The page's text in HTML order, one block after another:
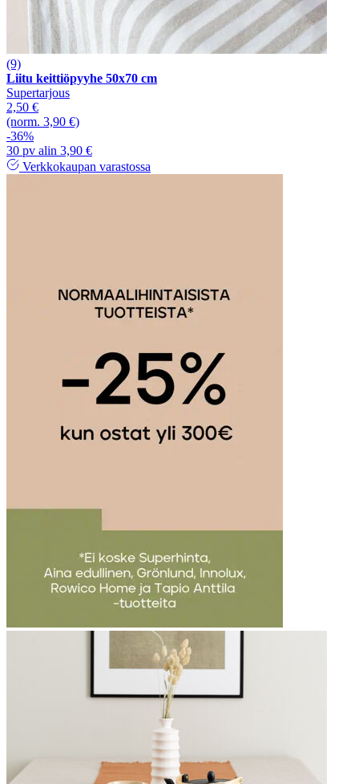
(9)
Liitu keittiöpyyhe 50x70 cm
Supertarjous
2,50 €
(norm. 3,90 €)
-36%
30 pv alin 3,90 €
Verkkokaupan varastossa